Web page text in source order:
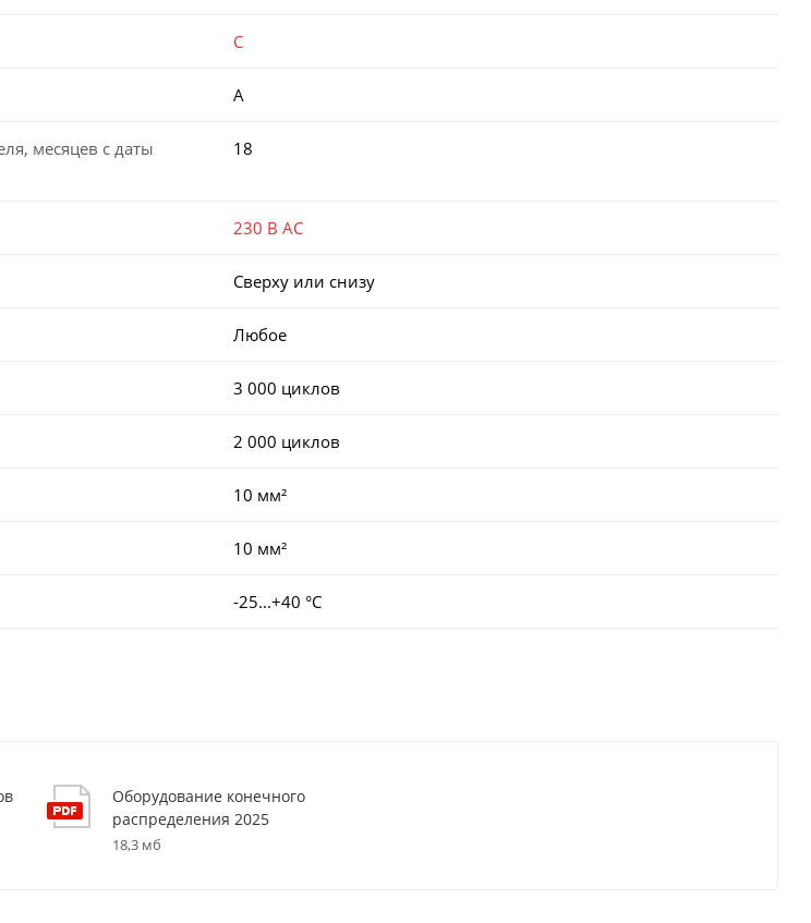
C
A
месяцев с даты
18
230 В AC
Сверху или снизу
Любое
3 000 циклов
2 000 циклов
10 мм²
10 мм²
-25...+40 °С
Оборудование конечного
распределения 2025
18,3 мб